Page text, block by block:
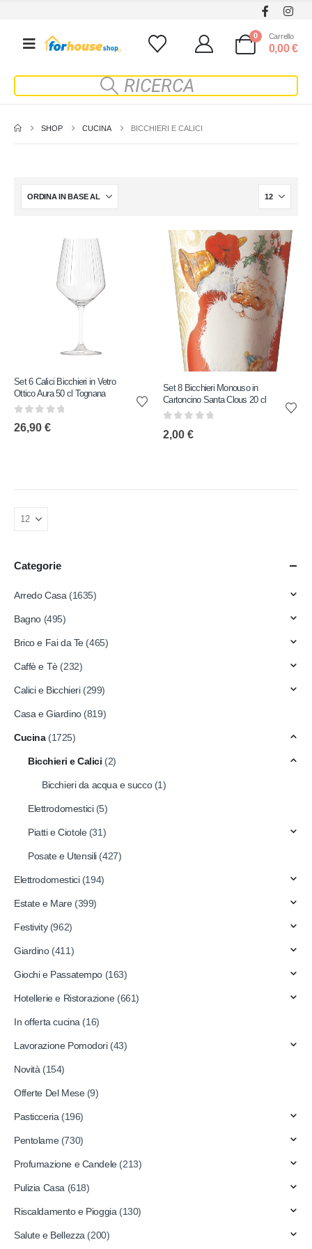
0 Carrello
0,00€
SHOP CUCINA BICCHIERI E CALICI
Set 6 Calici Bicchieri in Vetro
Ottico Aura 50 cl Tognana
0 out of 5
26,90 €
Set 8 Bicchieri Monouso in
Cartoncino Santa Clous 20 cl
2,00 €
Categorie
Arredo Casa (1635)
Bagno (495)
Brico e Fai da Te (465)
Caffè e Tè (232)
Calici e Bicchieri (299)
Casa e Giardino (819)
Cucina (1725)
Bicchieri e Calici (2)
Bicchieri da acqua e succo (1)
Elettrodomestici (5)
Piatti e Ciotole (31)
Posate e Utensili (427)
Elettrodomestici (194)
Estate e Mare (399)
Festivity (962)
Giardino (411)
Giochi e Passatempo (163)
Hotellerie e Ristorazione (661)
In offerta cucina (16)
Lavorazione Pomodori (43)
Novità (154)
Offerte Del Mese (9)
Pasticceria (196)
Pentolame (730)
Profumazione e Candele (213)
Pulizia Casa (618)
Riscaldamento e Pioggia (130)
Salute e Bellezza (200)